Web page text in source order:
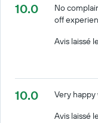
10.0
No
off
Avis laissé
10.0
Very
Avis laissé